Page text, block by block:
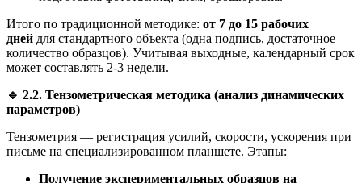
Итого по традиционной методике: от 7 до 15 рабочих
дней для стандартного объекта (одна подпись, достаточное
количество образцов). Учитывая выходные, календарный срок
может составлять 2-3 недели.
🔹 2.2. Тензометрическая методика (анализ динамических
параметров)
Тензометрия — регистрация усилий, скорости, ускорения при
письме на специализированном планшете. Этапы:
Получение экспериментальных образцов на